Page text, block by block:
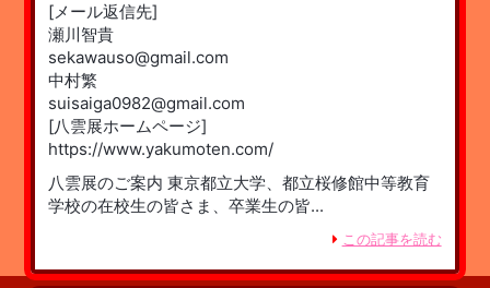
[メール返信先]
瀬川智貴
sekawauso@gmail.com
中村繁
suisaiga0982@gmail.com
[八雲展ホームページ]
https://www.yakumoten.com/
八雲展のご案内 東京都立大学、都立桜修館中等教育
学校の在校生の皆さま、卒業生の皆...
この記事を読む